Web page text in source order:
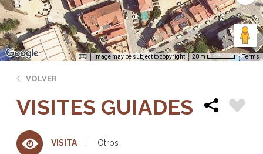
Image may be subject to copyright 20 m Terms
VOLVER
VISITES GUIADES
VISITA Otros